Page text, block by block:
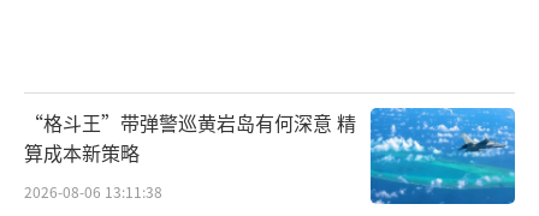
“格斗王”带弹警巡黄岩岛有何深意 精
算成本新策略
2026-08-06 13:11:38